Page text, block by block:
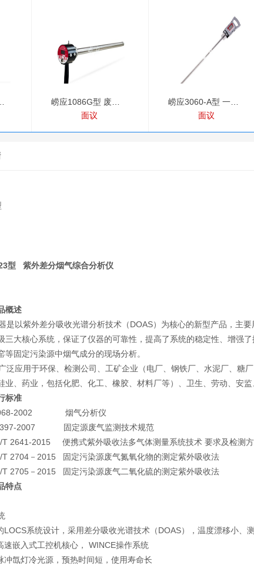
面议
面议
型 紫外差分烟气综合分析仪
概述
是以紫外差分吸收光谱分析技术（DOAS）为核心的新型产品，主
三大核心系统，保证了仪器的可靠性，提高了系统的稳定性、增强
等固定污染源中烟气成分的现场分析。
泛应用于环保、检测公司、工矿企业（电厂、钢铁厂、水泥厂、糖
业、药业，包括化肥、化工、橡胶、材料厂等）、卫生、劳动、安
标准
2002 烟气分析仪
2007 固定源废气监测技术规范
2641-2015 便携式紫外吸收法多气体测量系统技术 要求及检测
2704－2015 固定污染源废气氮氧化物的测定紫外吸收法
2705－2015 固定污染源废气二氧化硫的测定紫外吸收法
特点
系统设计，采用差分吸收光谱技术（DOAS），温度漂移小、
速嵌入式工控机核心， WINCE操作系统
冲氙灯冷光源，预热时间短，使用寿命长